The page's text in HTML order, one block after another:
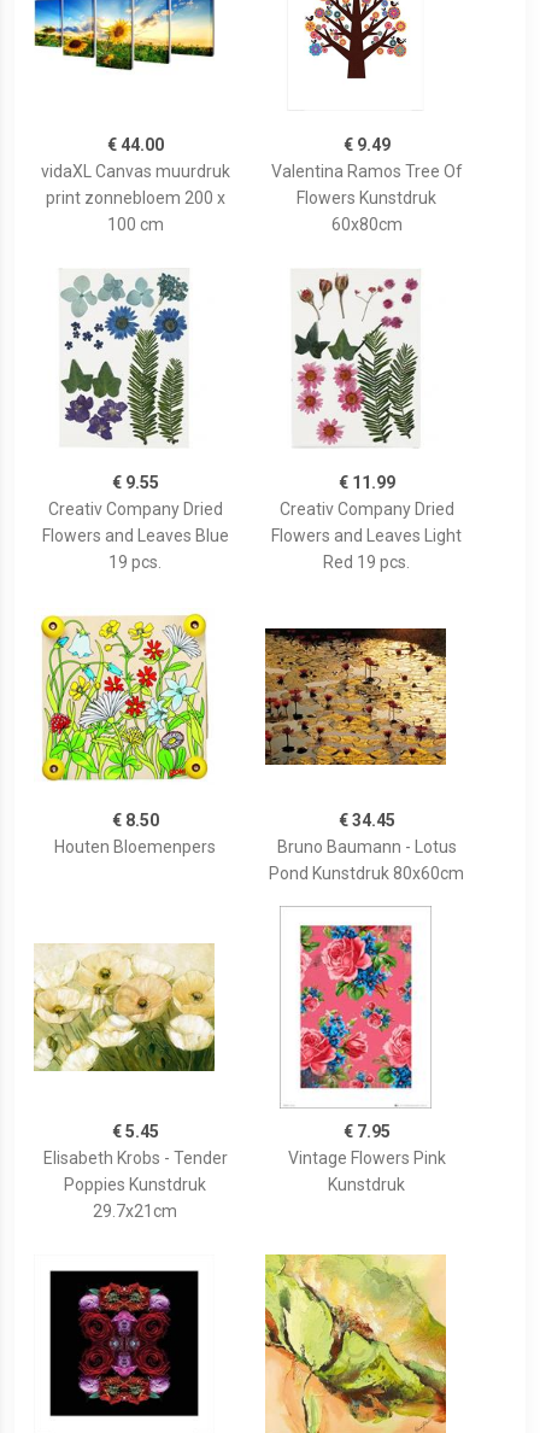
€ 44.00
vidaXL Canvas muurdruk
print zonnebloem 200 x
100 cm
€ 9.49
Valentina Ramos Tree Of
Flowers Kunstdruk
60x80cm
€ 9.55
Creativ Company Dried
Flowers and Leaves Blue
19 pcs.
€ 11.99
Creativ Company Dried
Flowers and Leaves Light
Red 19 pcs.
€ 8.50
Houten Bloemenpers
€ 34.45
Bruno Baumann - Lotus
Pond Kunstdruk 80x60cm
€ 5.45
Elisabeth Krobs - Tender
Poppies Kunstdruk
29.7x21cm
€ 7.95
Vintage Flowers Pink
Kunstdruk